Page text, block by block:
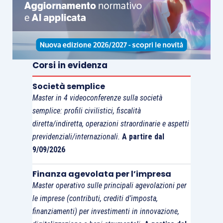
contenzioso tributario, tra le due soluzioni si
deve ritenere cheverrebbe senz’altro a vertere
in una condizione di piena antitesi alla
democrazia dell’istituto, assumere che i
verificatori possano unilateralmenteergersi ad
arbitridella conservazione o della decadenza del
concordato. L’acclarata decadenza del
concordato non potrà, quindi, che venire
concretizzata attraverso la
notifica di un
apposto atto di decadenza
di fronte agli organi del contenzioso tributario
(ricongiungibile all’atto di revoca e con la
necessaria sospensione degli effetti del
Corsi in evidenza
Società semplice
Master in 4 videoconferenze sulla società
semplice: profili civilistici, fiscalità
diretta/indiretta, operazioni straordinarie e aspetti
previdenziali/internazionali. A partire dal
9/09/2026
Finanza agevolata per l’impresa
Master operativo sulle principali agevolazioni per
le imprese (contributi, crediti d’imposta,
finanziamenti) per investimenti in innovazione,